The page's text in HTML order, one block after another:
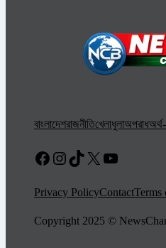
বাংলাদেশরাজনীতিখেলাধুলাঅপরাধ
Facebook
Instagram
TikTok
X YouTube
Privacy PolicyContactTerms
Copyright 2025 ©